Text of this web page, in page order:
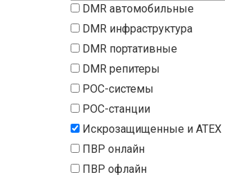
DMR автомобильные
DMR инфраструктура
DMR портативные
DMR репитеры
POC-системы
POC-станции
Искрозащищенные и ATEX
ПВР онлайн
ПВР офлайн